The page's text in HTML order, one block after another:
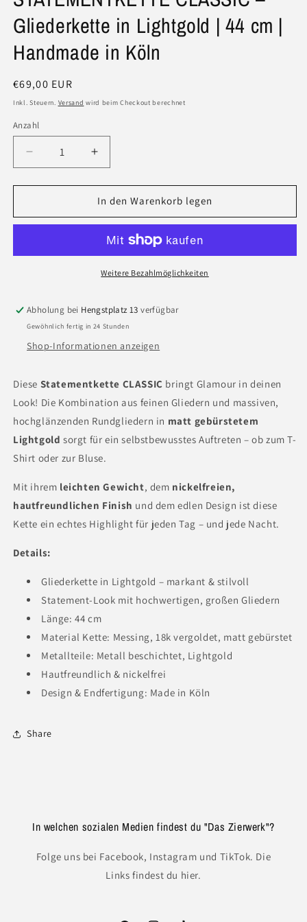
Gliederkette in Lightgold | 44 cm |
Handmade in Köln
Normaler
Preis
€69,00 EUR
Inkl. Steuern. Versand wird beim Checkout berechnet
Anzahl
Anzahl
Verringere
die
Menge
STATEMENTKETTE
Gliederkette
44
cm
|
Köln
Erhöhe
die
Menge
für
STATEMENTKETTE
Gliederkette
in
44
cm
|
Köln
In den Warenkorb legen
Weitere Bezahlmöglichkeiten
Abholung bei Hengstplatz 13 verfügbar
Gewöhnlich fertig in 24 Stunden
Shop-Informationen anzeigen
Diese Statementkette CLASSIC bringt Glamour in deinen
Look! Die Kombination aus feinen Gliedern und massiven,
hochglänzenden Rundgliedern in matt gebürstetem
Lightgold sorgt für ein selbstbewusstes Auftreten – ob zum T-
Shirt oder zur Bluse.
Mit ihrem leichten Gewicht, dem nickelfreien,
hautfreundlichen Finish und dem edlen Design ist diese
Kette ein echtes Highlight für jeden Tag – und jede Nacht.
Details:
Gliederkette in Lightgold – markant & stilvoll
Statement-Look mit hochwertigen, großen Gliedern
Länge: 44 cm
Material Kette: Messing, 18k vergoldet, matt gebürstet
Metallteile: Metall beschichtet, Lightgold
Hautfreundlich & nickelfrei
Design & Endfertigung: Made in Köln
Share
In welchen sozialen Medien findest du "Das Zierwerk"?
Folge uns bei Facebook, Instagram und TikTok. Die
Links findest du hier.